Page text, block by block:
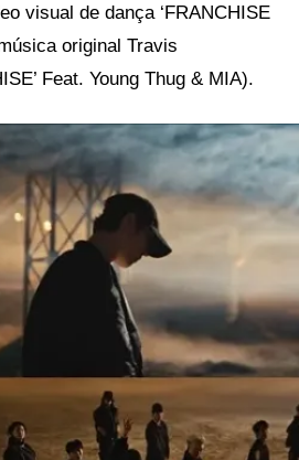
visual de dança ‘FRANCHISE
original Travis
Feat. Young Thug & MIA).